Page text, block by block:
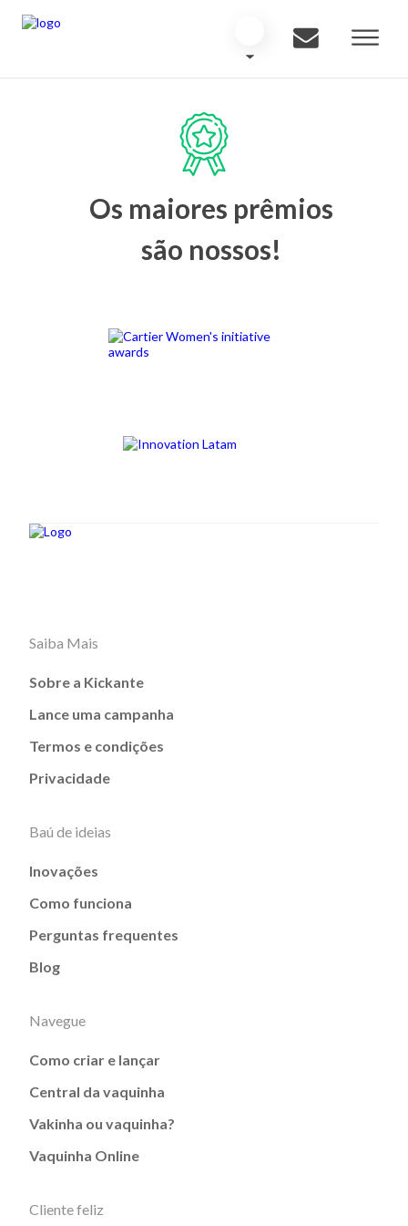
Os maiores prêmios
são nossos!
Saiba Mais
Sobre a Kickante
Lance uma campanha
Termos e condições
Privacidade
Baú de ideias
Inovações
Como funciona
Perguntas frequentes
Blog
Navegue
Como criar e lançar
Central da vaquinha
Vakinha ou vaquinha?
Vaquinha Online
Cliente feliz